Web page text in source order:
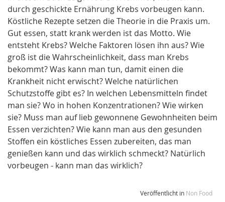
durch geschickte Ernährung Krebs vorbeugen kann.
Köstliche Rezepte setzen die Theorie in die Praxis um.
Gut essen, statt krank werden ist das Motto. Wie
entsteht Krebs? Welche Faktoren lösen ihn aus? Wie
groß ist die Wahrscheinlichkeit, dass man Krebs
bekommt? Was kann man tun, damit einen die
Krankheit nicht erwischt? Welche natürlichen
Schutzstoffe gibt es? In welchen Lebensmitteln findet
man sie? Wo in hohen Konzentrationen? Wie wirken
sie? Muss man auf lieb gewonnene Gewohnheiten beim
Essen verzichten? Wie kann man aus den gesunden
Stoffen ein köstliches Essen zubereiten, das man
genießen kann und das wirklich schmeckt? Natürlich
vorbeugen - kann man das wirklich?
Veröffentlicht in Non Food